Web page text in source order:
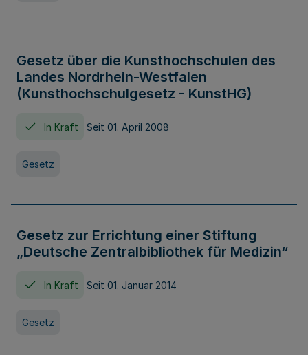
Gesetz über die Kunsthochschulen des
Landes Nordrhein-Westfalen
(Kunsthochschulgesetz - KunstHG)
In Kraft Seit 01. April 2008
Gesetz
Gesetz zur Errichtung einer Stiftung
„Deutsche Zentralbibliothek für Medizin“
In Kraft Seit 01. Januar 2014
Gesetz